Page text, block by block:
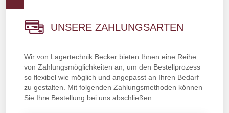
Gebrauchtes
Unser Angebot rund um ...
Konfiguratoren
UNSERE ZAHLUNGSARTEN
Wir von Lagertechnik Becker bieten Ihnen eine Reihe
von Zahlungsmöglichkeiten an, um den Bestellprozess
so flexibel wie möglich und angepasst an Ihren Bedarf
zu gestalten. Mit folgenden Zahlungsmethoden können
Sie Ihre Bestellung bei uns abschließen: